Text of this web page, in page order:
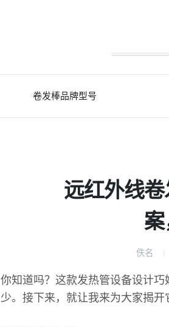
卷发棒品牌型号
远红外线
案
佚名
你知道吗？这款发热管设备设计
少。接下来，就让我来为大家揭开